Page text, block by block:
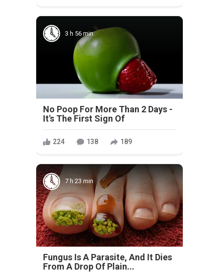
3 h 56 min
No Poop For More Than 2 Days -
It's The First Sign Of
224 138 189
7 h 23 min
Fungus Is A Parasite, And It Dies
From A Drop Of Plain...